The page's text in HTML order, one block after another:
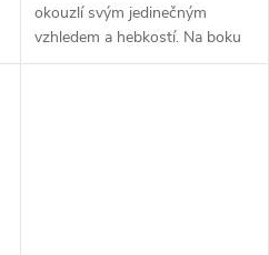
okouzlí svým jedinečným
vzhledem a hebkostí. Na boku
má textilní pruh široký 1,3 cm,